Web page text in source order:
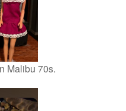
Malibu 70s.